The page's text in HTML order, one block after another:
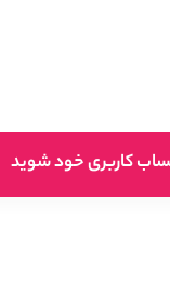
کاربری خود شوید